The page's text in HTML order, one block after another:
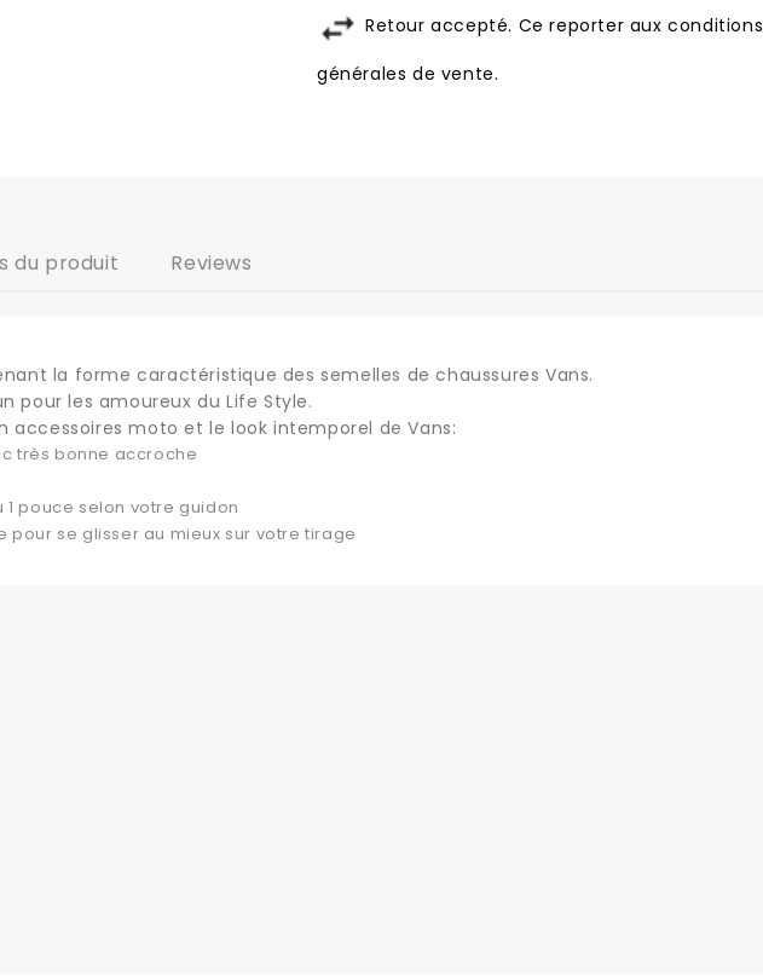
Retour accepté. Ce reporter aux conditions
générales de vente.
du produit Reviews
la forme caractéristique des semelles de chaussures Vans.
pour les amoureux du Life Style.
accessoires moto et le look intemporel de Vans:
très bonne accroche
pouce selon votre guidon
pour se glisser au mieux sur votre tirage